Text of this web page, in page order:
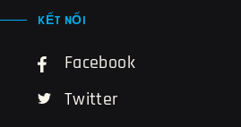
KẾT NỐI
Facebook
Twitter